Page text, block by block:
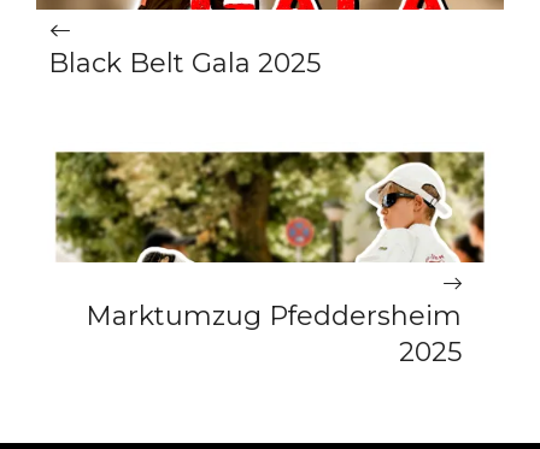
Black Belt Gala 2025
Marktumzug Pfeddersheim
2025